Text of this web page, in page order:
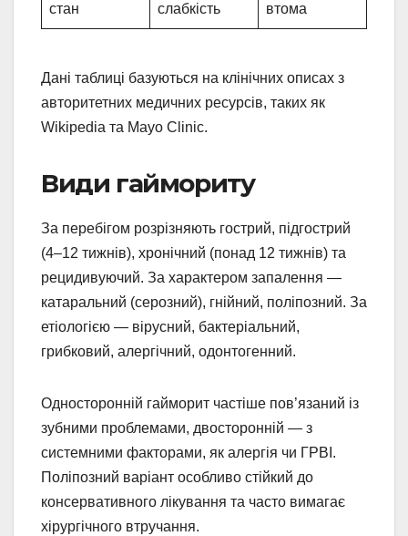
стан
слабкість
втома
Дані таблиці базуються на клінічних описах з
авторитетних медичних ресурсів, таких як
Wikipedia та Mayo Clinic.
Види гаймориту
За перебігом розрізняють гострий, підгострий
(4–12 тижнів), хронічний (понад 12 тижнів) та
рецидивуючий. За характером запалення —
катаральний (серозний), гнійний, поліпозний. За
етіологією — вірусний, бактеріальний,
грибковий, алергічний, одонтогенний.
Односторонній гайморит частіше пов’язаний із
зубними проблемами, двосторонній — з
системними факторами, як алергія чи ГРВІ.
Поліпозний варіант особливо стійкий до
консервативного лікування та часто вимагає
хірургічного втручання.